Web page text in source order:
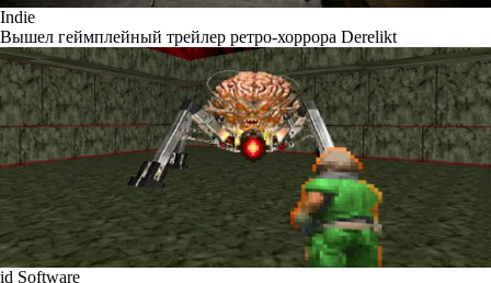
Indie
Вышел геймплейный трейлер ретро-хоррора Derelikt
id Software